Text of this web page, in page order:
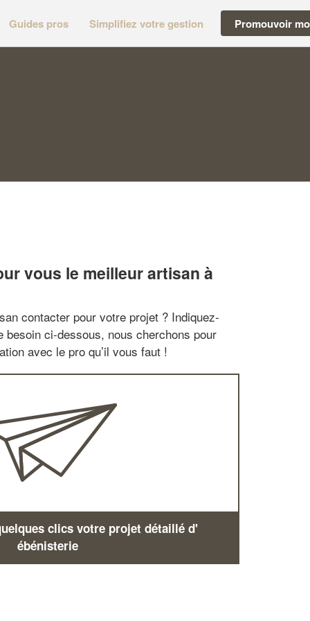
Guides pros Simplifiez votre gestion Promouvoir
vous le meilleur artisan à
contacter pour votre projet ? Indiquez-
besoin ci-dessous, nous cherchons pour
avec le pro qu’il vous faut !
clics votre projet détaillé d'
ébénisterie